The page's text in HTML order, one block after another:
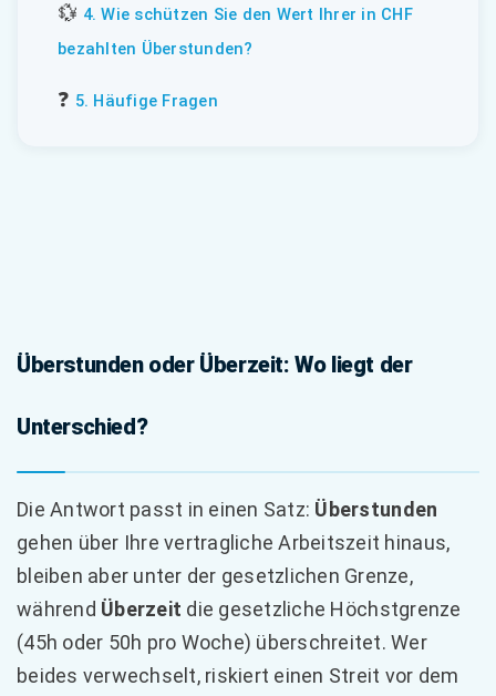
💱 4. Wie schützen Sie den Wert Ihrer in CHF
bezahlten Überstunden?
❓ 5. Häufige Fragen
Überstunden oder Überzeit: Wo liegt der
Unterschied?
Die Antwort passt in einen Satz: Überstunden
gehen über Ihre vertragliche Arbeitszeit hinaus,
bleiben aber unter der gesetzlichen Grenze,
während Überzeit die gesetzliche Höchstgrenze
(45h oder 50h pro Woche) überschreitet. Wer
beides verwechselt, riskiert einen Streit vor dem